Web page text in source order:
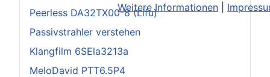
Peerless DA32TX00-8 (Lifu)
Passivstrahler verstehen
Klangfilm 6SEla3213a
MeloDavid PTT6.5P4
Weitere Informationen